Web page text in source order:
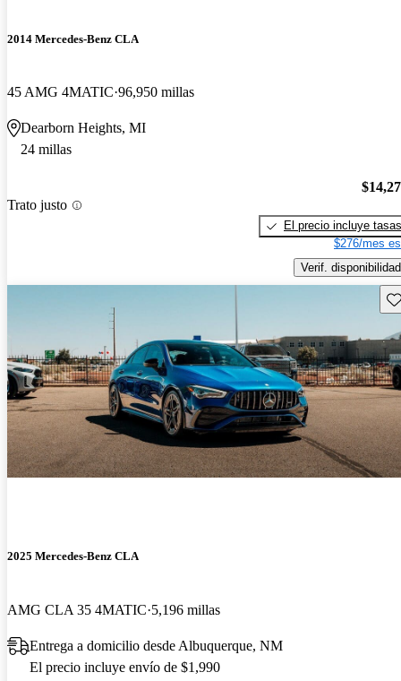
2014 Mercedes-Benz CLA
45 AMG 4MATIC 96,950 millas
Dearborn Heights, MI
24 millas
Trato justo
El precio incluye tasas
$276/mes
Verif. disponibilidad
2025 Mercedes-Benz CLA
AMG CLA 35 4MATIC 5,196 millas
Entrega a domicilio desde Albuquerque, NM
El precio incluye envío de $1,990